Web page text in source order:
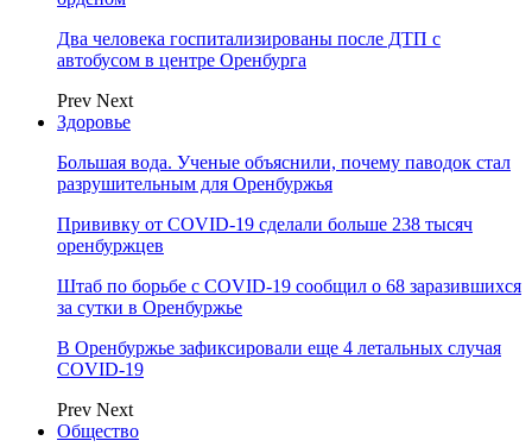
Два человека госпитализированы после ДТП с
автобусом в центре Оренбурга
Prev Next
Здоровье
Большая вода. Ученые объяснили, почему паводок стал
разрушительным для Оренбуржья
Прививку от COVID-19 сделали больше 238 тысяч
оренбуржцев
Штаб по борьбе с СOVID-19 сообщил о 68 заразившихся
за сутки в Оренбуржье
В Оренбуржье зафиксировали еще 4 летальных случая
COVID-19
Prev Next
Общество